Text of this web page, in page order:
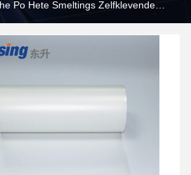
Po Hete Smeltings Zelfklevende